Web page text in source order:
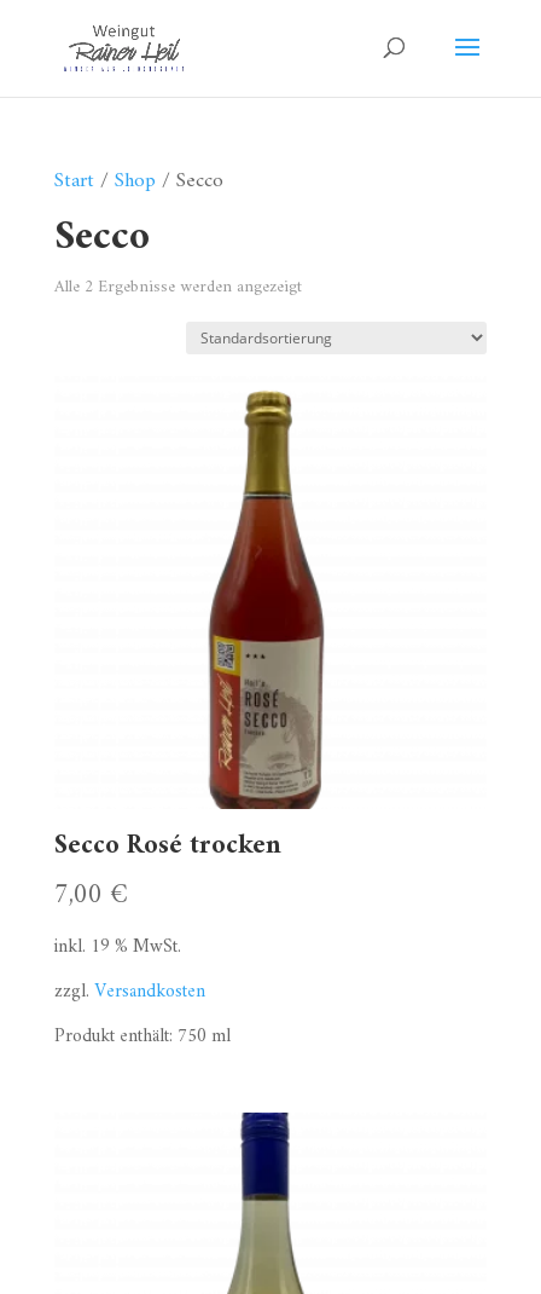
Start/ Shop / Secco
Secco
Alle 2 Ergebnisse werden angezeigt
Secco Rosé trocken
7,00 €
inkl. 19 % MwSt.
zzgl.Versandkosten
Produkt enthält: 750 ml